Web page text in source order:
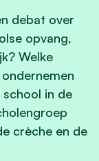
debat over
opvang,
Welke
in de
crèche en de